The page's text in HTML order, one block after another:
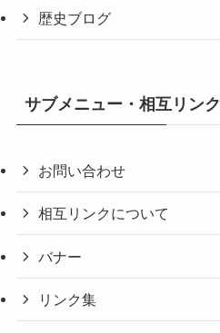
歴史ブログ
サブメニュー・相互リンク
お問い合わせ
相互リンクについて
バナー
リンク集